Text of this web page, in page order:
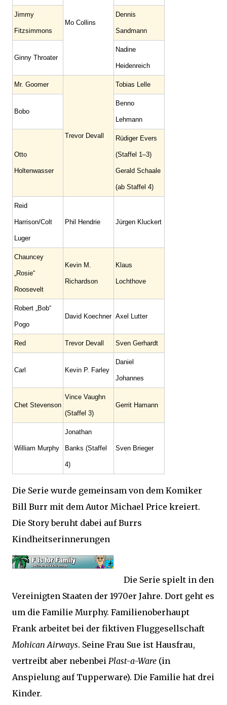
Mo Collins
Jimmy
Fitzsimmons
Dennis
Sandmann
Ginny Throater
Nadine
Heidenreich
Mr. Goomer
Trevor Devall
Tobias Lelle
Bobo
Benno
Lehmann
Otto
Holtenwasser
Rüdiger Evers
(Staffel 1–3)
Gerald Schaale
(ab Staffel 4)
Reid
Harrison/Colt
Luger
Phil Hendrie Jürgen Kluckert
Chauncey
„Rosie“
Roosevelt
Kevin M.
Richardson
Klaus
Lochthove
Robert „Bob“
Pogo
David Koechner Axel Lutter
Red Trevor Devall Sven Gerhardt
Carl Kevin P. Farley
Daniel
Johannes
Chet Stevenson
Vince Vaughn
(Staffel 3)
Gerrit Hamann
William Murphy
Jonathan
Banks (Staffel
4)
Sven Brieger
Die Serie wurde gemeinsam von dem Komiker
Bill Burr mit dem Autor Michael Price kreiert.
Die Story beruht dabei auf Burrs
Kindheitserinnerungen
Die Serie spielt in den
Vereinigten Staaten der 1970er Jahre. Dort geht es
um die Familie Murphy. Familienoberhaupt
Frank arbeitet bei der fiktiven Fluggesellschaft
Mohican Airways. Seine Frau Sue ist Hausfrau,
vertreibt aber nebenbei Plast-a-Ware (in
Anspielung auf Tupperware). Die Familie hat drei
Kinder.